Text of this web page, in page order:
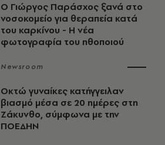
O Γιώργος Παράσχος ξανά στο
νοσοκομείο για θεραπεία κατά
του καρκίνου - Η νέα
φωτογραφία του ηθοποιού
Newsroom
Οκτώ γυναίκες κατήγγειλαν
βιασμό μέσα σε 20 ημέρες στη
Ζάκυνθο, σύμφωνα με την
ΠΟΕΔΗΝ